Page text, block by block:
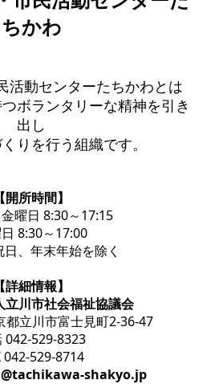
ちかわ
活動センターたちかわとは
ボランタリーな精神を引き
出し
りを行う組織です。
【開所時間】
曜日 8:30～17:15
8:30～17:00
、年末年始を除く
【詳細情報】
立川市社会福祉協議会
都立川市富士見町2-36-47
042-529-8323
042-529-8714
shakyo.jp